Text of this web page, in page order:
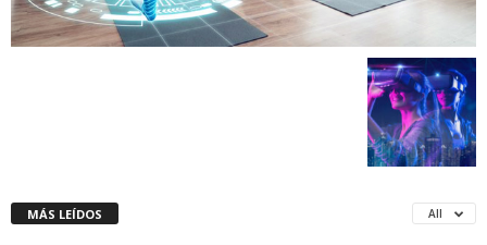
MÁS LEÍDOS All